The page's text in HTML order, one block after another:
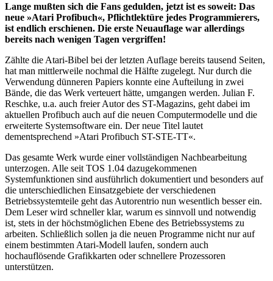
Lange mußten sich die Fans gedulden, jetzt ist es soweit: Das
neue »Atari Profibuch«, Pflichtlektüre jedes Programmierers,
ist endlich erschienen. Die erste Neuauflage war allerdings
bereits nach wenigen Tagen vergriffen!
Zählte die Atari-Bibel bei der letzten Auflage bereits tausend Seiten,
hat man mittlerweile nochmal die Hälfte zugelegt. Nur durch die
Verwendung dünneren Papiers konnte eine Aufteilung in zwei
Bände, die das Werk verteuert hätte, umgangen werden. Julian F.
Reschke, u.a. auch freier Autor des ST-Magazins, geht dabei im
aktuellen Profibuch auch auf die neuen Computermodelle und die
erweiterte Systemsoftware ein. Der neue Titel lautet
dementsprechend »Atari Profibuch ST-STE-TT«.
Das gesamte Werk wurde einer vollständigen Nachbearbeitung
unterzogen. Alle seit TOS 1.04 dazugekommenen
Systemfunktionen sind ausführlich dokumentiert und besonders auf
die unterschiedlichen Einsatzgebiete der verschiedenen
Betriebssystemteile geht das Autorentrio nun wesentlich besser ein.
Dem Leser wird schneller klar, warum es sinnvoll und notwendig
ist, stets in der höchstmöglichen Ebene des Betriebssystems zu
arbeiten. Schließlich sollen ja die neuen Programme nicht nur auf
einem bestimmten Atari-Modell laufen, sondern auch
hochauflösende Grafikkarten oder schnellere Prozessoren
unterstützen.